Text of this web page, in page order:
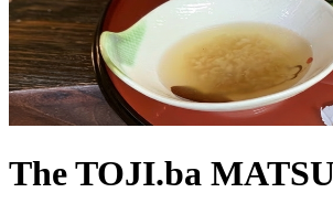
The TOJI.ba